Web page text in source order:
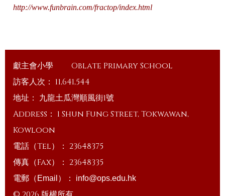
http://www.funbrain.com/fractop/index.html
獻主會小學
Oblate Primary School
訪客人次： 11,641,544
地址： 九龍土瓜灣順風街1號
Address： 1 Shun Fung Street, Tokwawan,
Kowloon
電話（Tel）： 23648375
傳真（Fax）： 23648335
電郵（Email）： info@ops.edu.hk